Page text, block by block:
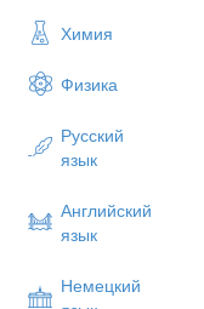
Химия
Физика
Русский
язык
Английский
язык
Немецкий